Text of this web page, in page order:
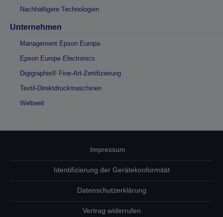
Nachhaltigere Technologien
Unternehmen
Management Epson Europa
Epson Europe Electronics
Digigraphie® Fine-Art-Zertifizierung
Textil-Direktdruckmaschinen
Weltweit
Impressum
Identifizierung der Gerätekonformität
Datenschutzerklärung
Vertrag widerrufen